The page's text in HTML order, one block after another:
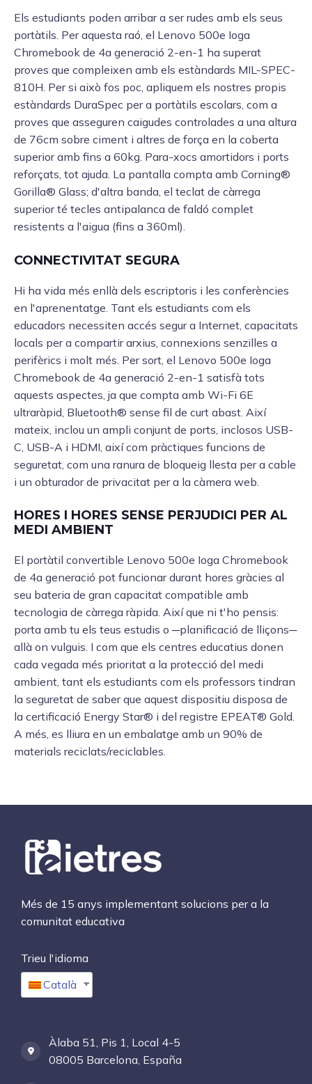
Els estudiants poden arribar a ser rudes amb els seus
portàtils. Per aquesta raó, el Lenovo 500e Ioga
Chromebook de 4a generació 2-en-1 ha superat
proves que compleixen amb els estàndards MIL-SPEC-
810H. Per si això fos poc, apliquem els nostres propis
estàndards DuraSpec per a portàtils escolars, com a
proves que asseguren caigudes controlades a una altura
de 76cm sobre ciment i altres de força en la coberta
superior amb fins a 60kg. Para-xocs amortidors i ports
reforçats, tot ajuda. La pantalla compta amb Corning®
Gorilla® Glass; d'altra banda, el teclat de càrrega
superior té tecles antipalanca de faldó complet
resistents a l'aigua (fins a 360ml).
CONNECTIVITAT SEGURA
Hi ha vida més enllà dels escriptoris i les conferències
en l'aprenentatge. Tant els estudiants com els
educadors necessiten accés segur a Internet, capacitats
locals per a compartir arxius, connexions senzilles a
perifèrics i molt més. Per sort, el Lenovo 500e Ioga
Chromebook de 4a generació 2-en-1 satisfà tots
aquests aspectes, ja que compta amb Wi-Fi 6E
ultraràpid, Bluetooth® sense fil de curt abast. Així
mateix, inclou un ampli conjunt de ports, inclosos USB-
C, USB-A i HDMI, així com pràctiques funcions de
seguretat, com una ranura de bloqueig llesta per a cable
i un obturador de privacitat per a la càmera web.
HORES I HORES SENSE PERJUDICI PER AL
MEDI AMBIENT
El portàtil convertible Lenovo 500e Ioga Chromebook
de 4a generació pot funcionar durant hores gràcies al
seu bateria de gran capacitat compatible amb
tecnologia de càrrega ràpida. Així que ni t'ho pensis:
porta amb tu els teus estudis o ─planificació de lliçons─
allà on vulguis. I com que els centres educatius donen
cada vegada més prioritat a la protecció del medi
ambient, tant els estudiants com els professors tindran
la seguretat de saber que aquest dispositiu disposa de
la certificació Energy Star® i del registre EPEAT® Gold.
A més, es lliura en un embalatge amb un 90% de
materials reciclats/reciclables.
Més de 15 anys implementant solucions per a la
comunitat educativa
Trieu l'idioma
Català
Àlaba 51, Pis 1, Local 4-5
08005 Barcelona, España